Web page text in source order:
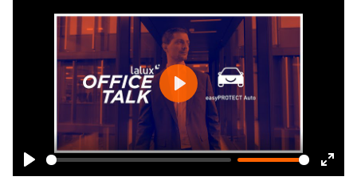
Play
Enter
Play